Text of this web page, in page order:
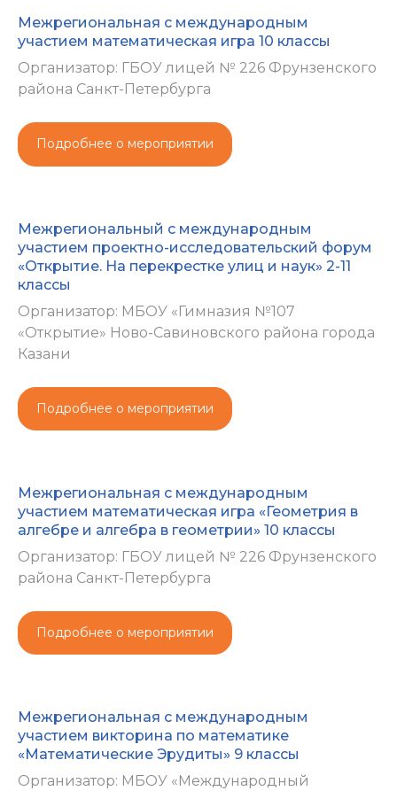
Межрегиональная с международным
участием математическая игра 10 классы
Организатор: ГБОУ лицей № 226 Фрунзенского
района Санкт-Петербурга
Подробнее о мероприятии
Межрегиональный с международным
участием проектно-исследовательский форум
«Открытие. На перекрестке улиц и наук» 2-11
классы
Организатор: МБОУ «Гимназия №107
«Открытие» Ново-Савиновского района города
Казани
Подробнее о мероприятии
Межрегиональная с международным
участием математическая игра «Геометрия в
алгебре и алгебра в геометрии» 10 классы
Организатор: ГБОУ лицей № 226 Фрунзенского
района Санкт-Петербурга
Подробнее о мероприятии
Межрегиональная с международным
участием викторина по математике
«Математические Эрудиты» 9 классы
Организатор: МБОУ «Международный